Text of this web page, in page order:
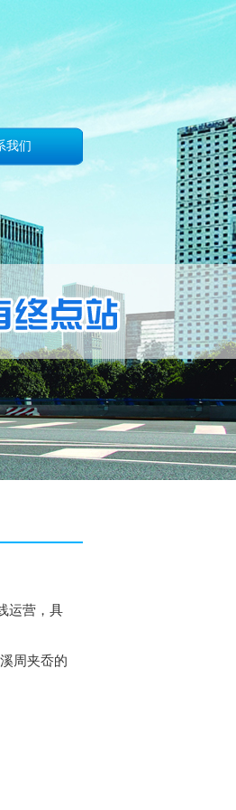
我们
运营，具
周夹岙的